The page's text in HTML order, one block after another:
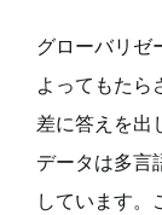
グローバリゼ
よってもたら
差に答えを出
データは多言
しています。